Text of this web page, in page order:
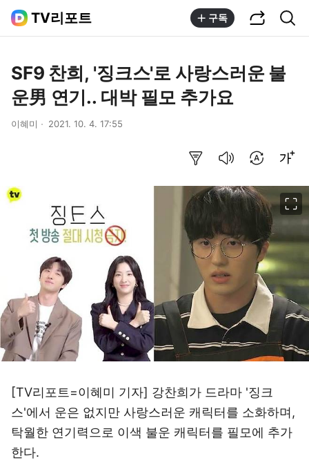
TV리포트 구독
SF9 찬희, '징크스'로 사랑스러운 불
운男 연기.. 대박 필모 추가요
이혜미 2021. 10. 4. 17:55
[TV리포트=이혜미 기자] 강찬희가 드라마 '징크
스'에서 운은 없지만 사랑스러운 캐릭터를 소화하며,
탁월한 연기력으로 이색 불운 캐릭터를 필모에 추가
한다.